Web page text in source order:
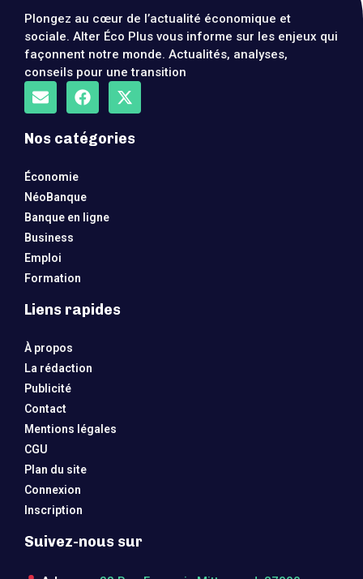
Plongez au cœur de l’actualité économique et
sociale. Alter Éco Plus vous informe sur les enjeux qui
façonnent notre monde. Actualités, analyses,
conseils pour une transition
Nos catégories
Économie
NéoBanque
Banque en ligne
Business
Emploi
Formation
Liens rapides
À propos
La rédaction
Publicité
Contact
Mentions légales
CGU
Plan du site
Connexion
Inscription
Suivez-nous sur